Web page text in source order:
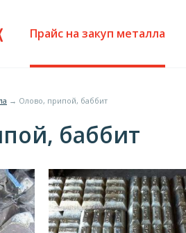
Главное
Прайс на закуп металла
→ Олово, припой, баббит
баббит